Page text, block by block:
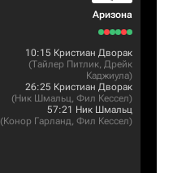
Аризона
10:15 Кристиан Дворак
(Тайлер Питлик, Дрейк
Каджиула)
26:25 Кристиан Дворак
(Ник Шмальц, Фил Кессел)
57:21 Ник Шмальц
(Конор Гарланд, Фил Кессел)